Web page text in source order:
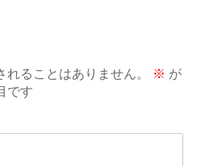
れることはありません。 ※ が
です